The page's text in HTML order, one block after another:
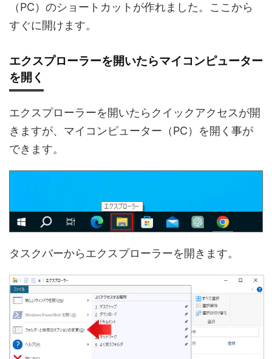
（PC）のショートカットが作れました。ここから
すぐに開けます。
エクスプローラーを開いたらマイコンピューター
を開く
エクスプローラーを開いたらクイックアクセスが開
きますが、マイコンピューター（PC）を開く事が
できます。
タスクバーからエクスプローラーを開きます。